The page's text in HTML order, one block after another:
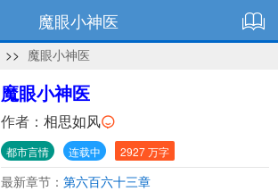
魔眼小神医
>> 魔眼小神医
魔眼小神医
作者： 相思如风
都市言情 连载中 2927 万字
最新章节： 第六百六十三章